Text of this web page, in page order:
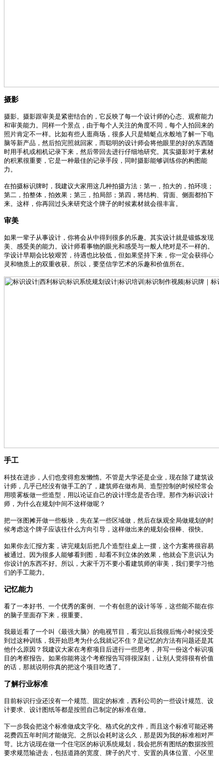
摄影
摄影。摄影跟审美是紧密结合的，它反映了每一个设计师的心态、观察能力
和审美能力。同样一个景点，由于每个人关注的角度不同，每个人拍回来的
照片肯定不一样。比如有些人逛商场，很多人只是蜻蜓点水般地了解一下电
脑等新产品，然后拍完照就回家，而聪明的设计师会将他眼里的好的东西随
时用手机或相机记录下来，然后带回去进行仔细地研究。其实摄影对于素材
的积累很重要，它是一种最佳的记录手段，同时摄影能够训练你的构图能
力。
在拍摄标识牌时，我建议大家用这几种拍摄方法：第一，拍大的，拍环境；
第二，拍整体，拍效果；第三，拍局部；第四，将结构、背面、侧面都拍下
来。这样，你再回过头来研究这个牌子的时候素材就会很丰富。
审美
如果一辈子从事设计，你将会从中得到很多的乐趣。其实设计就是锻炼发现
美、感受美的能力。设计师看事物的眼光和感受与一般人绝对是不一样的。
学设计早期会比较艰苦，待遇也比较低，但如果坚持下来，你一定会获得心
灵和物质上的双重收获。所以，要坚信学艺术的乐趣和价值所在。
手工
科技在进步，人们也变得愈发懒惰。不管是大学还是企业，现在除了建筑设
计师，几乎已经没有做手工的了，建筑师在做布局、造型控制的时候经常会
用喷雾板做一些造型，用以论证自己的设计理念是否合理。那作为标识设计
师，为什么在规划中间不这样做呢？
把一张图摊开做一些板块，先在某一些区域做，然后在纵观全局做规划的时
候考虑这个牌子应该往什么方向引导，这样做出来的规划会很棒、很快。
如果你去汇报方案，讲完规划后把几个造型往桌上一摆，这个方案将很容易
被通过。因为很多人能够看到图，却看不到立体的效果，他就会下意识认为
你设计的东西不好。所以，大家千万不要小看建筑师的审美，我们要学习他
们的手工能力。
记忆能力
看了一本好书、一个优秀的案例、一个有创意的设计等等，这些能不能在你
的脑子里面存下来，很重要。
我最近看了一个叫《最强大脑》的电视节目，看完以后我很后悔小时候没受
到过这种训练，我开始思考为什么我就记不住？是记忆的方法有问题还是其
他什么原因？我建议大家在考察项目后进行一些思考，并写一份这个标识项
目的考察报告。如果你能将这个考察报告写得很深刻，让别人觉得很有价值
的话，那就说明你真的把这个项目吃透了。
了解行业标准
目前标识行业还没有一个规范、固定的标准，西利公司的一些设计规范、设
计要求、设计图纸等都是按照自己制定的标准在做。
下一步我会把这个标准做成文字化、格式化的文件，而且这个标准可能还将
花费四五年时间才能做完。之所以会耗时这么久，那是因为我的标准相对严
苛。比方说现在做一个住宅区的标识系统规划，我会把所有图纸的数据按照
要求规范输进去，包括道路的宽度、牌子的尺寸、安置的具体位置、小区里